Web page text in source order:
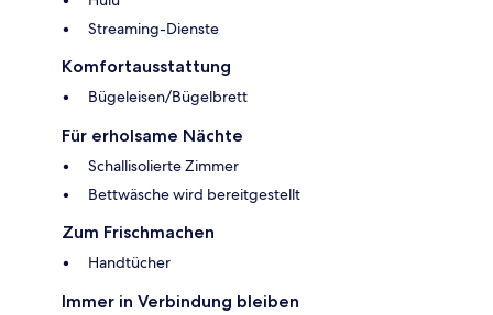
Streaming-Dienste
Komfortausstattung
Bügeleisen/Bügelbrett
Für erholsame Nächte
Schallisolierte Zimmer
Bettwäsche wird bereitgestellt
Zum Frischmachen
Handtücher
Immer in Verbindung bleiben